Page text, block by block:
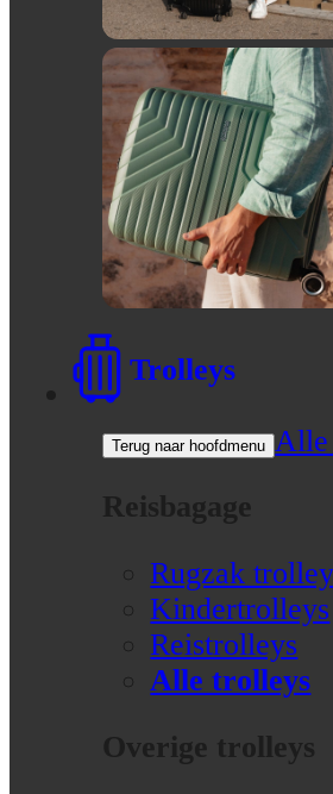
Trolleys
Terug naar hoofdmenu Alle
Reisbagage
Rugzak
Kindertrolleys
Reistrolleys
Alle trolleys
Overige trolleys